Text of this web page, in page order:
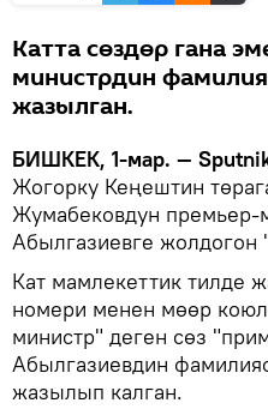
Катта сөздөр гана
министрдин
жазылган.
БИШКЕК, 1-мар. —
Жогорку Кеңештин
Жумабековдун
Абылгазиевге жолдогон
Кат мамлекеттик тилде
номери менен мөөр
министр" деген сөз
Абылгазиевдин
жазылып калган.